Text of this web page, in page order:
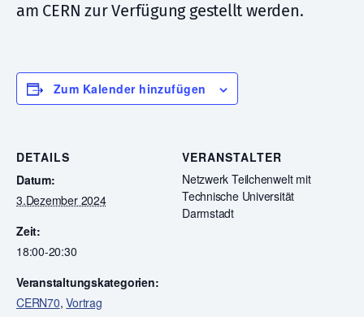
am CERN zur Verfügung gestellt werden.
Zum Kalender hinzufügen
DETAILS
Datum:
3.Dezember 2024
Zeit:
18:00-20:30
Veranstaltungskategorien:
CERN70,Vortrag
VERANSTALTER
Netzwerk Teilchenwelt mit
Technische Universität
Darmstadt